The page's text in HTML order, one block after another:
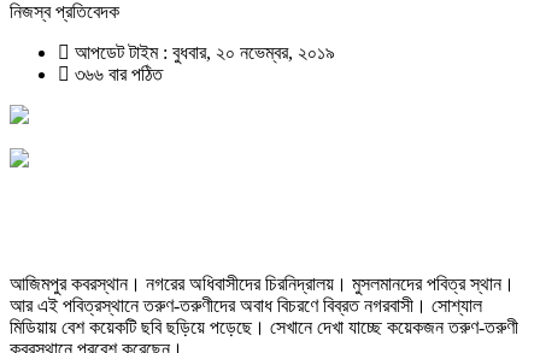
নিজস্ব প্রতিবেদক
আপডেট টাইম : বুধবার, ২০ নভেম্বর, ২০১৯
৩৬৬ বার পঠিত
আজিমপুর কবরস্থান। নগরের অধিবাসীদের চিরনিদ্রালয়। মুসলমানদের পবিত্র স্থান।
আর এই পবিত্রস্থানে তরুণ-তরুণীদের অবাধ বিচরণে বিব্রত নগরবাসী। সোশ্যাল
মিডিয়ায় বেশ কয়েকটি ছবি ছড়িয়ে পড়েছে। সেখানে দেখা যাচ্ছে কয়েকজন তরুণ-তরুণী